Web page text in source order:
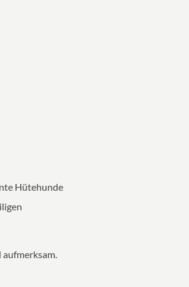
Hütehunde